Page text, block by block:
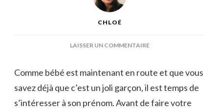
CHLOÉ
LAISSER UN COMMENTAIRESUR
:
30
POUR
Comme bébé est maintenant en route et que vous
savez déjà que c’est un joli garçon, il est temps de
s’intéresser à son prénom. Avant de faire votre